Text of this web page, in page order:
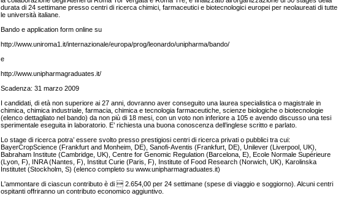
durata di 24 settimane presso centri di ricerca chimici, farmaceutici e biotecnologici europei per neolaureati di tutte
le università italiane.
Bando e application form online su
http://www.uniroma1.it/internazionale/europa/prog/leonardo/unipharma/bando/
e
http://www.unipharmagraduates.it/
Scadenza: 31 marzo 2009
I candidati, di età non superiore ai 27 anni, dovranno aver conseguito una laurea specialistica o magistrale in
chimica, chimica industriale, farmacia, chimica e tecnologia farmaceutiche, scienze biologiche o biotecnologie
(elenco dettagliato nel bando) da non più di 18 mesi, con un voto non inferiore a 105 e avendo discusso una tesi
sperimentale eseguita in laboratorio. E’ richiesta una buona conoscenza dell’inglese scritto e parlato.
Lo stage di ricerca potra’ essere svolto presso prestigiosi centri di ricerca privati o pubblici tra cui:
BayerCropScience (Frankfurt and Monheim, DE), Sanofi-Aventis (Frankfurt, DE), Unilever (Liverpool, UK),
Babraham Institute (Cambridge, UK), Centre for Genomic Regulation (Barcelona, E), Ecole Normale Supérieure
(Lyon, F), INRA (Nantes, F), Institut Curie (Paris, F), Institute of Food Research (Norwich, UK), Karolinska
Institutet (Stockholm, S) (elenco completo su www.unipharmagraduates.it)
L'ammontare di ciascun contributo è di  2.654,00 per 24 settimane (spese di viaggio e soggiorno). Alcuni centri
ospitanti offriranno un contributo economico aggiuntivo.